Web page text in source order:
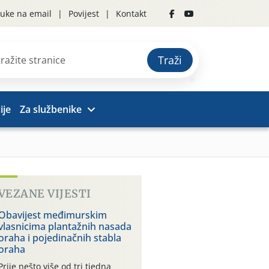
na email Povijest Kontakt
Traži
Za službenike
VIJESTI
međimurskim
plantažnih nasada
i pojedinačnih stabla
nešto više od tri tjedna